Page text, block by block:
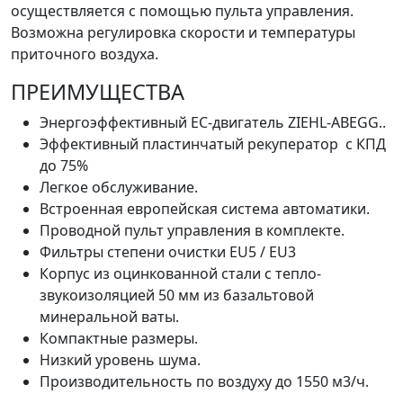
осуществляется с помощью пульта управления.
Возможна регулировка скорости и температуры
приточного воздуха.
ПРЕИМУЩЕСТВА
Энергоэффективный EC-двигатель ZIEHL-ABEGG..
Эффективный пластинчатый рекуператор с КПД
до 75%
Легкое обслуживание.
Встроенная европейская система автоматики.
Проводной пульт управления в комплекте.
Фильтры степени очистки EU5 / EU3
Корпус из оцинкованной стали с тепло-
звукоизоляцией 50 мм из базальтовой
минеральной ваты.
Компактные размеры.
Низкий уровень шума.
Производительность по воздуху до 1550 м3/ч.